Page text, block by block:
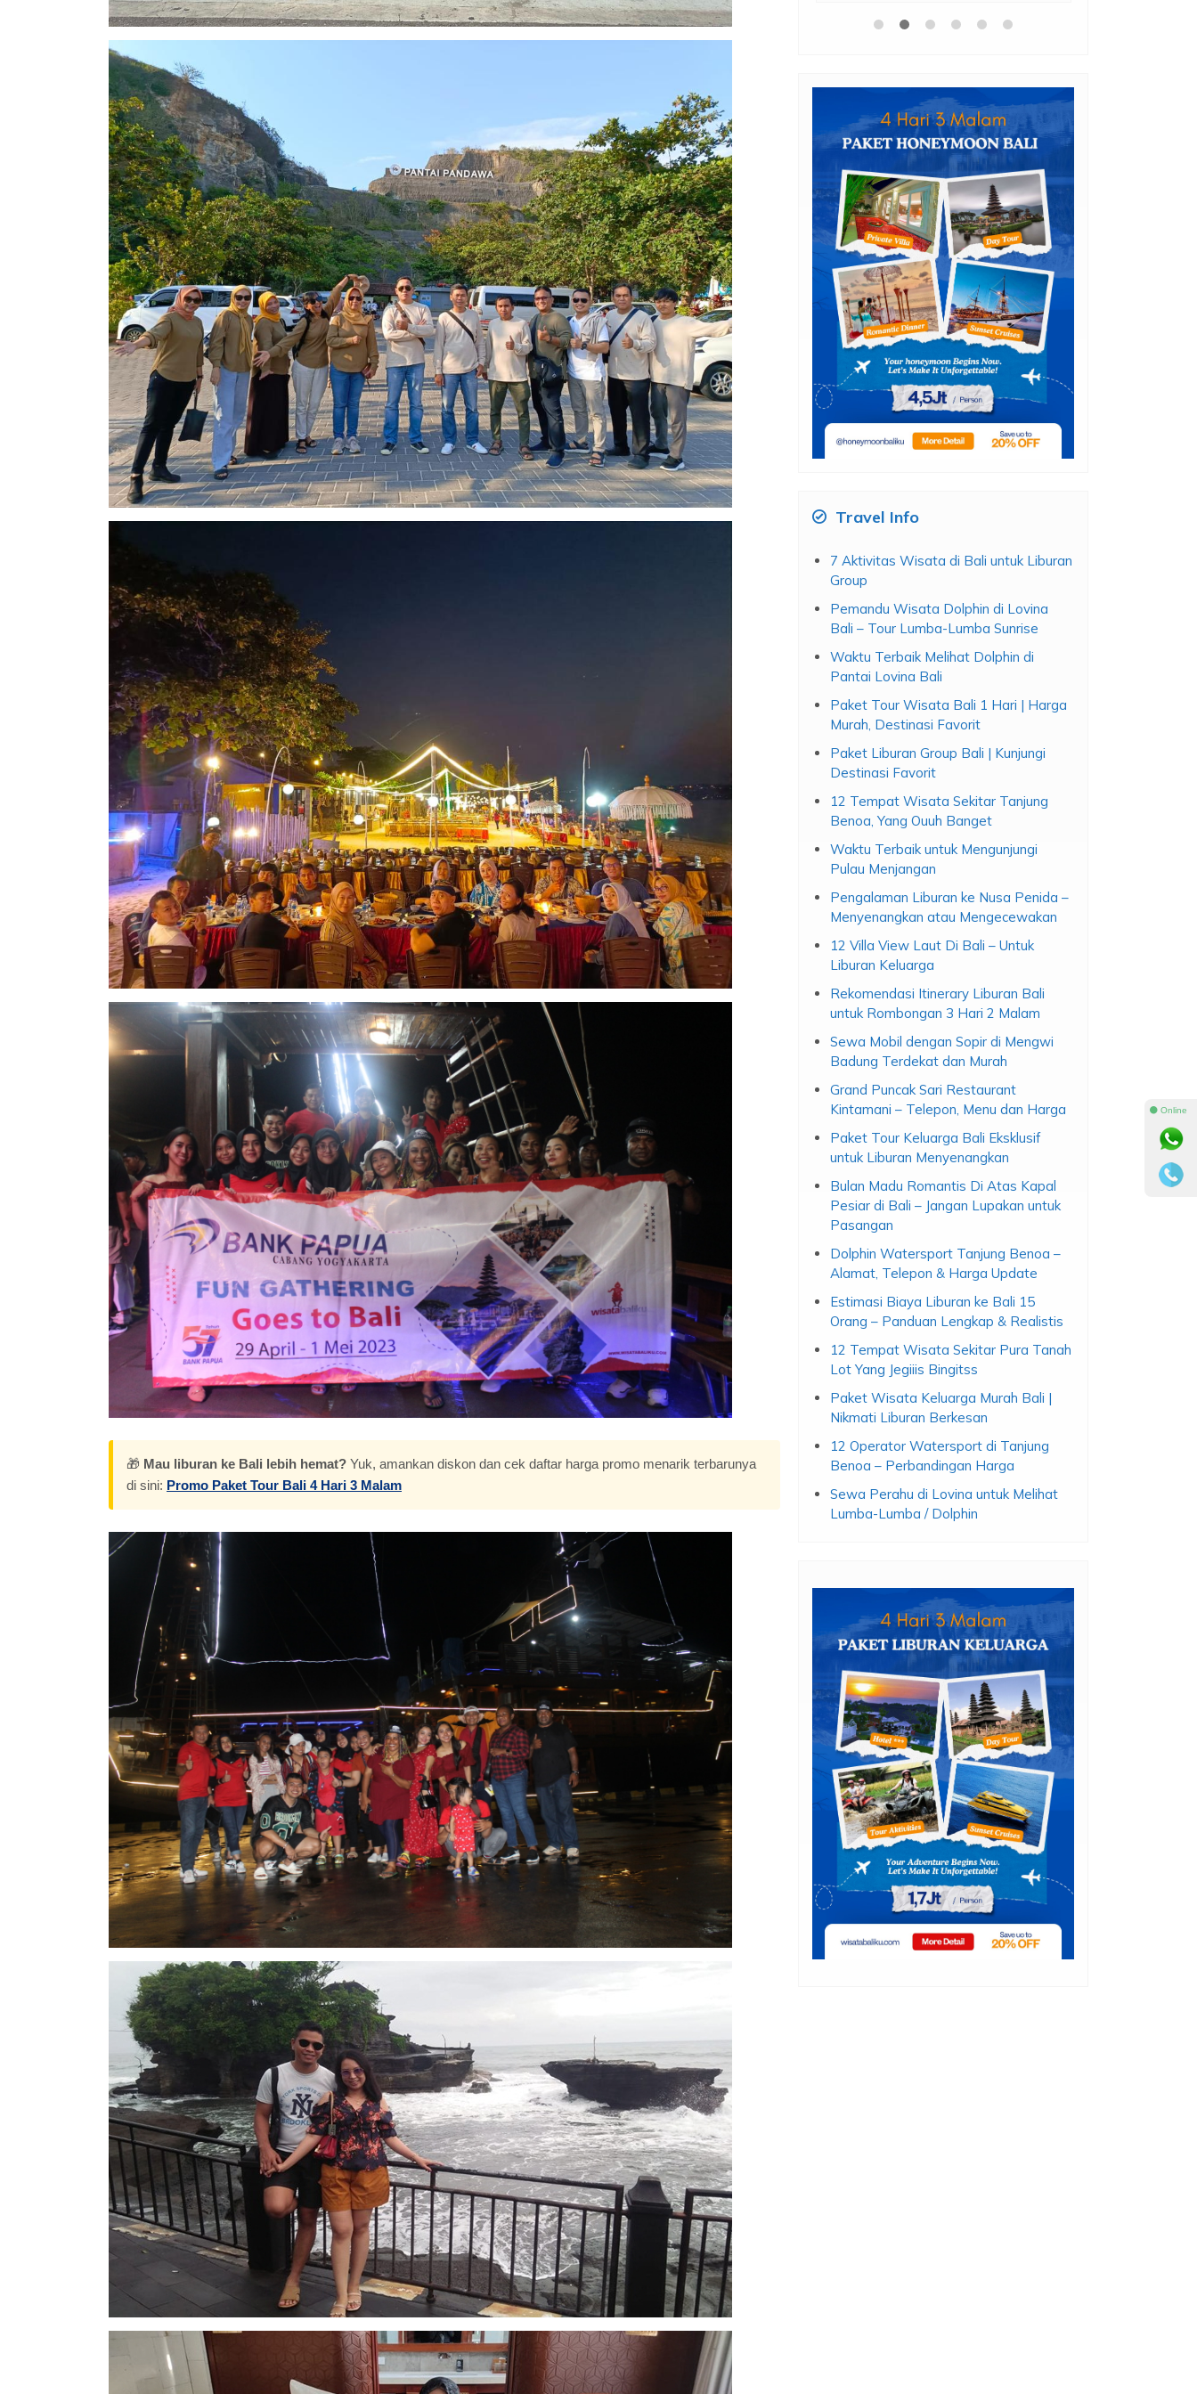
🎁 Mau liburan ke Bali lebih hemat? Yuk, amankan diskon dan cek daftar harga promo menarik terbarunya
di sini: Promo Paket Tour Bali 4 Hari 3 Malam
Group
Pemandu Wisata Dolphin di Lovina
Bali – Tour Lumba-Lumba Sunrise
Waktu Terbaik Melihat Dolphin di
Pantai Lovina Bali
Paket Tour Wisata Bali 1 Hari | Harga
Murah, Destinasi Favorit
Paket Liburan Group Bali | Kunjungi
Destinasi Favorit
12 Tempat Wisata Sekitar Tanjung
Benoa, Yang Ouuh Banget
Waktu Terbaik untuk Mengunjungi
Pulau Menjangan
Pengalaman Liburan ke Nusa Penida –
Menyenangkan atau Mengecewakan
12 Villa View Laut Di Bali – Untuk
Liburan Keluarga
Rekomendasi Itinerary Liburan Bali
untuk Rombongan 3 Hari 2 Malam
Sewa Mobil dengan Sopir di Mengwi
Badung Terdekat dan Murah
Grand Puncak Sari Restaurant
Kintamani – Telepon, Menu dan Harga
Paket Tour Keluarga Bali Eksklusif
untuk Liburan Menyenangkan
Bulan Madu Romantis Di Atas Kapal
Pesiar di Bali – Jangan Lupakan untuk
Pasangan
Dolphin Watersport Tanjung Benoa –
Alamat, Telepon & Harga Update
Estimasi Biaya Liburan ke Bali 15
Orang – Panduan Lengkap & Realistis
12 Tempat Wisata Sekitar Pura Tanah
Lot Yang Jegiiis Bingitss
Paket Wisata Keluarga Murah Bali |
Nikmati Liburan Berkesan
12 Operator Watersport di Tanjung
Benoa – Perbandingan Harga
Sewa Perahu di Lovina untuk Melihat
Lumba-Lumba / Dolphin
⚫ Online